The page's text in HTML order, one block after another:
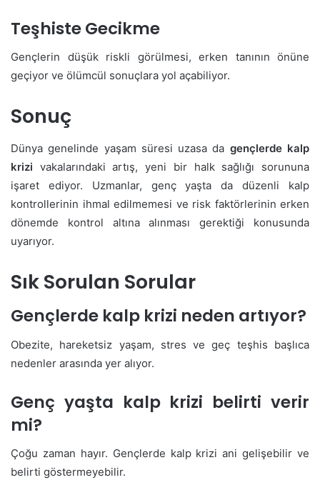
Teşhiste Gecikme
Gençlerin düşük riskli görülmesi, erken tanının önüne
geçiyor ve ölümcül sonuçlara yol açabiliyor.
Sonuç
Dünya genelinde yaşam süresi uzasa da gençlerde kalp
krizi vakalarındaki artış, yeni bir halk sağlığı sorununa
işaret ediyor. Uzmanlar, genç yaşta da düzenli kalp
kontrollerinin ihmal edilmemesi ve risk faktörlerinin erken
dönemde kontrol altına alınması gerektiği konusunda
uyarıyor.
Sık Sorulan Sorular
Gençlerde kalp krizi neden artıyor?
Obezite, hareketsiz yaşam, stres ve geç teşhis başlıca
nedenler arasında yer alıyor.
Genç yaşta kalp krizi belirti verir
mi?
Çoğu zaman hayır. Gençlerde kalp krizi ani gelişebilir ve
belirti göstermeyebilir.